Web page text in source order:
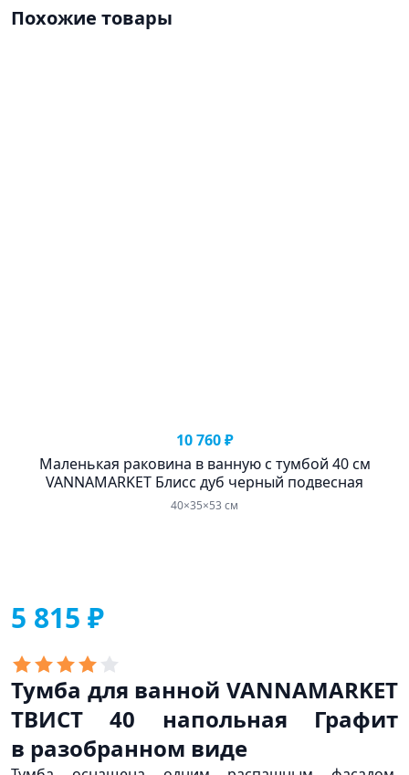
Похожие товары
10 760 ₽
Маленькая раковина в ванную с тумбой 40 см
VANNAMARKET Блисс дуб черный подвесная
40×35×53 см
5 815 ₽
Тумба для ванной VANNAMARKET
ТВИСТ 40 напольная Графит
в разобранном виде